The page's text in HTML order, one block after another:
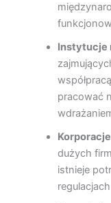
Instytucje
pracować
dużych
istnieje